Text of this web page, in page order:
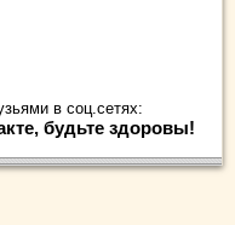
в соц.сетях:
будьте здоровы!